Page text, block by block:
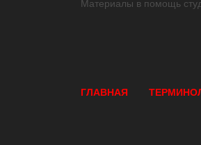
Материалы в помощь
ГЛАВНАЯ